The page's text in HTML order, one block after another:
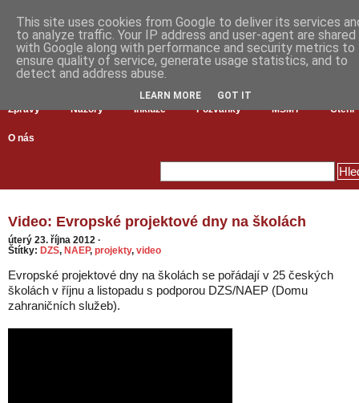
Zprávy Názory Inkluze Pozvánky MŠMT Čtení
O nás
Video: Evropské projektové dny na školách
úterý 23. října 2012 ·
Štítky: DZS, NAEP, projekty, video
Evropské projektové dny na školách se pořádají v 25 českých
školách v říjnu a listopadu s podporou DZS/NAEP (Domu
zahraničních služeb).
This site uses cookies from Google to deliver its services
to analyze traffic. Your IP address and user-agent are shared
with Google along with performance and security metrics to
ensure quality of service, generate usage statistics, and to
detect and address abuse.
LEARN MORE GOT IT